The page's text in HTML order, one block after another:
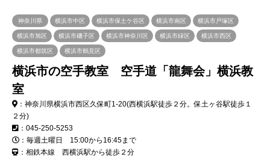
神奈川県 横浜市中区 横浜市保土ケ谷区 横浜市南区 横浜市戸塚区
横浜市旭区 横浜市磯子区 横浜市神奈川区 横浜市緑区 横浜市西区
横浜市都筑区 横浜市鶴見区
横浜市の空手教室 空手道「龍舞会」横浜教
室
：神奈川県横浜市西区久保町1-20(西横浜駅徒歩２分。保土ヶ谷駅徒歩１
２分)
：045-250-5253
：毎週土曜日 15:00から16:45まで
：相鉄本線 西横浜駅から徒歩２分